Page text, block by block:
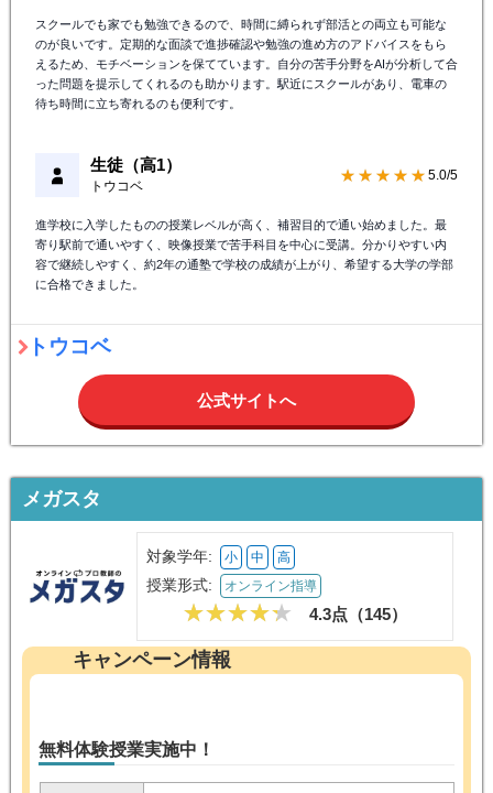
スクールでも家でも勉強できるので、時間に縛られず部活との両立も可能な
のが良いです。定期的な面談で進捗確認や勉強の進め方のアドバイスをもら
えるため、モチベーションを保てています。自分の苦手分野をAIが分析して合
った問題を提示してくれるのも助かります。駅近にスクールがあり、電車の
待ち時間に立ち寄れるのも便利です。
生徒（高1）
トウコベ
★★★★★ 5.0/5
進学校に入学したものの授業レベルが高く、補習目的で通い始めました。最
寄り駅前で通いやすく、映像授業で苦手科目を中心に受講。分かりやすい内
容で継続しやすく、約2年の通塾で学校の成績が上がり、希望する大学の学部
に合格できました。
トウコベ
公式サイトへ
メガスタ
対象学年: 小 中 高
授業形式: オンライン指導
4.3点（145）
キャンペーン情報
無料体験授業実施中！